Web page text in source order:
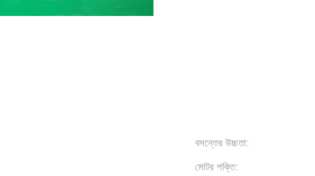
বসন্তের উচ্চতা:
মোটর শক্তি: